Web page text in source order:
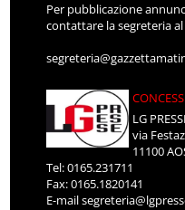
Per pubblicazione
contattare la segreteria
LG
via
11100
Tel: 0165.231711
Fax: 0165.1820141
E-mail